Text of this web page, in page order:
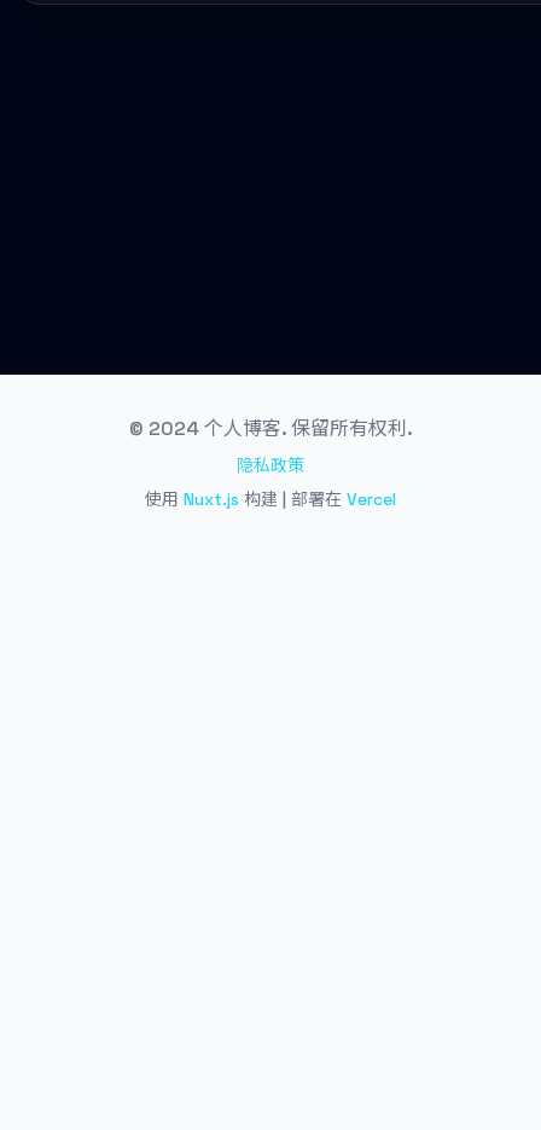
© 2024 个人博客. 保留所有权利.
隐私政策
使用 Nuxt.js 构建 | 部署在 Vercel